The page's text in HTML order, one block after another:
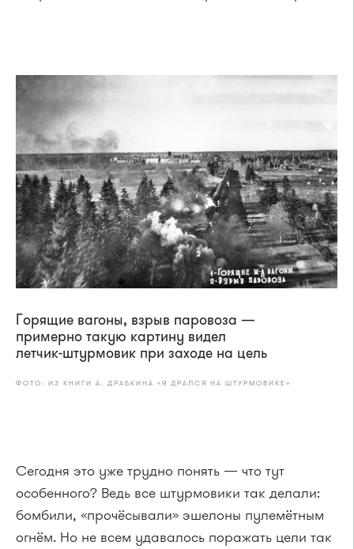
Горящие вагоны, взрыв паровоза —
примерно такую картину видел
летчик-штурмовик при заходе на цель
ФОТО: ИЗ КНИГИ А. ДРАБКИНА «Я ДРАЛСЯ НА ШТУРМОВИКЕ»
Сегодня это уже трудно понять — что тут
особенного? Ведь все штурмовики так делали:
бомбили, «прочёсывали» эшелоны пулемётным
огнём. Но не всем удавалось поражать цели так